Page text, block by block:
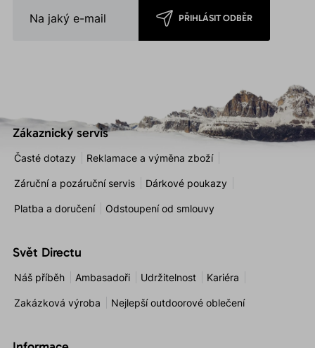
PŘIHLÁSIT ODBĚR
Zákaznický servis
Časté dotazy Reklamace a výměna zboží
Záruční a pozáruční servis Dárkové poukazy
Platba a doručení Odstoupení od smlouvy
Svět Directu
Náš příběh Ambasadoři Udržitelnost Kariéra
Zakázková výroba Nejlepší outdoorové oblečení